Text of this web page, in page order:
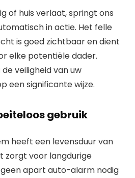
of huis verlaat, springt ons
in actie. Het felle
is goed zichtbaar en dient
elke potentiële dader.
veiligheid van uw
een significante wijze.
gebruik
heeft een levensduur van
zorgt voor langdurige
apart auto-alarm nodig